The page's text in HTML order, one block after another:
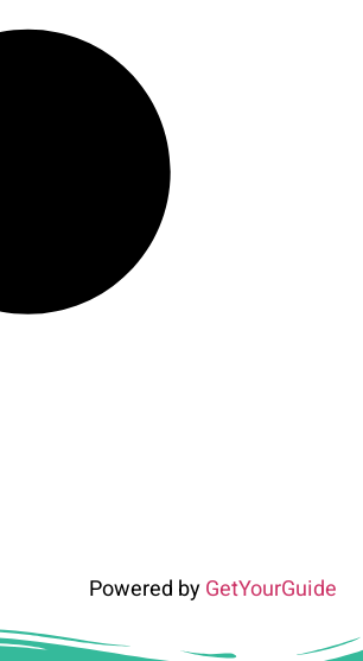
Powered byGetYourGuide